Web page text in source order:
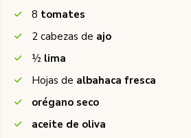
8 tomates
2 cabezas de ajo
½ lima
Hojas de albahaca fresca
orégano seco
aceite de oliva